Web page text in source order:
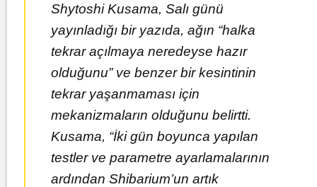
Shytoshi Kusama, Salı günü
yayınladığı bir yazıda, ağın “halka
tekrar açılmaya neredeyse hazır
olduğunu” ve benzer bir kesintinin
tekrar yaşanmaması için
mekanizmaların olduğunu belirtti.
Kusama, “İki gün boyunca yapılan
testler ve parametre ayarlamalarının
ardından Shibarium’un artık